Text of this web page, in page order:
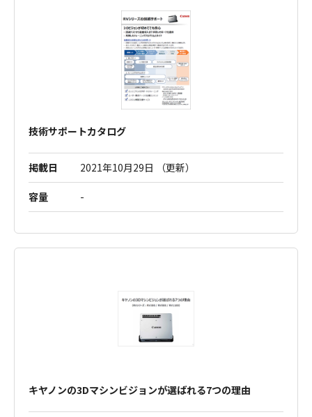
技術サポートカタログ
掲載日 2021年10月29日 （更新）
容量 -
キヤノンの3Dマシンビジョンが選ばれる7つの理由